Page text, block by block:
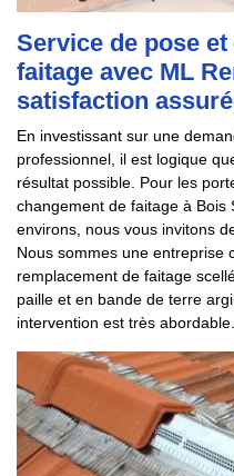
Service de pose
faitage avec ML
satisfaction
En investissant sur une
professionnel, il est logique
résultat possible. Pour les
changement de faitage à Bois
environs, nous vous invitons
Nous sommes une entreprise
remplacement de faitage
paille et en bande de terre
intervention est très abordable.